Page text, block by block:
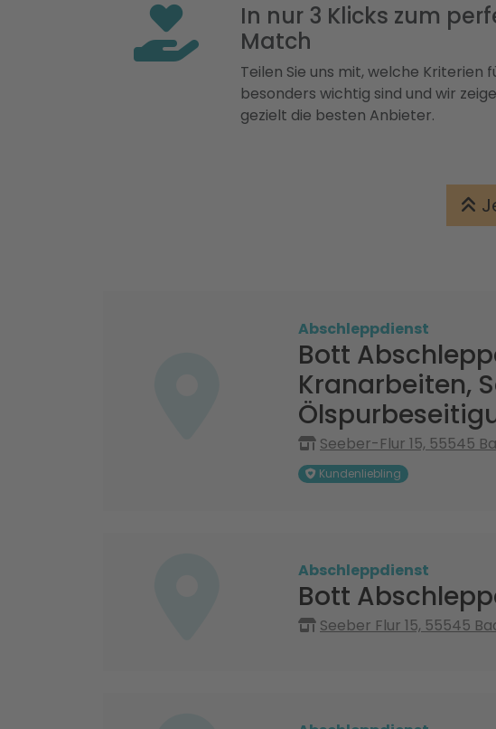
In nur 3 Klicks zum
Match
Teilen Sie uns mit, welche Kriterien
besonders wichtig sind und wir
gezielt die besten Anbieter.
Abschleppdienst
Bott
Kranarbeiten,
Seeber-Flur 15, 55545
Kundenliebling
Abschleppdienst
Bott
Seeber Flur 15, 55545